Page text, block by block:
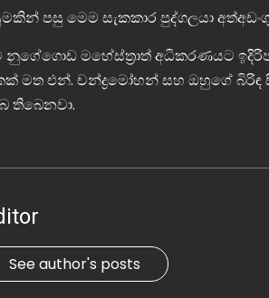
පසු මෙම සැකකාර පුද්ගලයා
නුගේගොඩ මහේස්ත්‍රාත් අධිකරණයට
මත එන්. චන්ද්‍රමෝහන් සහ ඔහුගේ
තිබෙනවා.
See author's posts